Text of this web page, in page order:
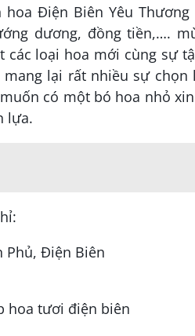
Điện Biên Yêu
dương, đồng tiền,….
loại hoa mới cùng sự
lại rất nhiều sự chọn
có một bó hoa nhỏ
lựa.
Phủ, Điện Biên